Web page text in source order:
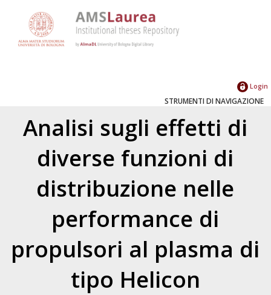
Login
STRUMENTI DI NAVIGAZIONE
Analisi sugli effetti di
diverse funzioni di
distribuzione nelle
performance di
propulsori al plasma di
tipo Helicon